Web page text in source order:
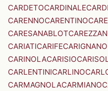
CARDETOCARDINALE
CARENNOCARENTINO
CARESANABLOT
CARIATICARIFECARIGNANO
CARINOLACARISIO
CARLENTINICARLINO
CARMAGNOLACARMIANO